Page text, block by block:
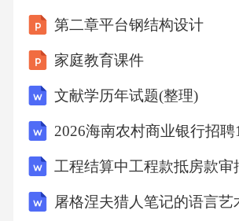
C.
D.
8.下列哪对直线互相平行( )A.l
l
第二章平台钢结构设计
家庭教育课件
文献学历年试题(整理)
工程结算中工程款抵房款审
屠格涅夫猎人笔记的语言艺